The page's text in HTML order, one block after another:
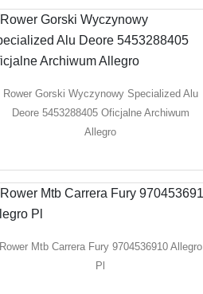
Rower Gorski Wyczynowy Specialized Alu
Deore 5453288405 Oficjalne Archiwum
Allegro
Rower Mtb Carrera Fury 9704536910 Allegro
Pl